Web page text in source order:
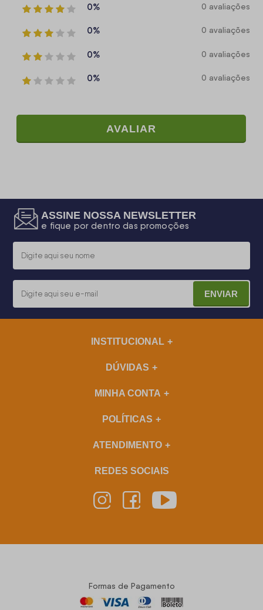
0% 0 avaliações
0% 0 avaliações
0% 0 avaliações
0% 0 avaliações
AVALIAR
ASSINE NOSSA NEWSLETTER
e fique por dentro das promoções
ENVIAR
INSTITUCIONAL
DÚVIDAS
MINHA CONTA
POLÍTICAS
ATENDIMENTO
REDES SOCIAIS
Formas de Pagamento